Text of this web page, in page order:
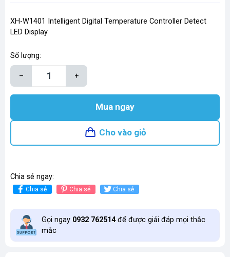
XH-W1401 Intelligent Digital Temperature Controller Detect
LED Display
Số lượng:
– +
Mua ngay
Cho vào giỏ
Chia sẻ ngay:
Chia sẻ Chia sẻ Chia sẻ
Gọi ngay 0932 762514để được giải đáp mọi thắc
mắc